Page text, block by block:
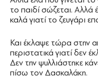
το παιδί σώζεται. Αλλά
καλά γιατί το ζευγάρι
Και έκλαψε τώρα στην
περιστατικά γιατί δεν
Δεν την ψυλλιάστηκε
πίσω τον Δασκαλάκη.